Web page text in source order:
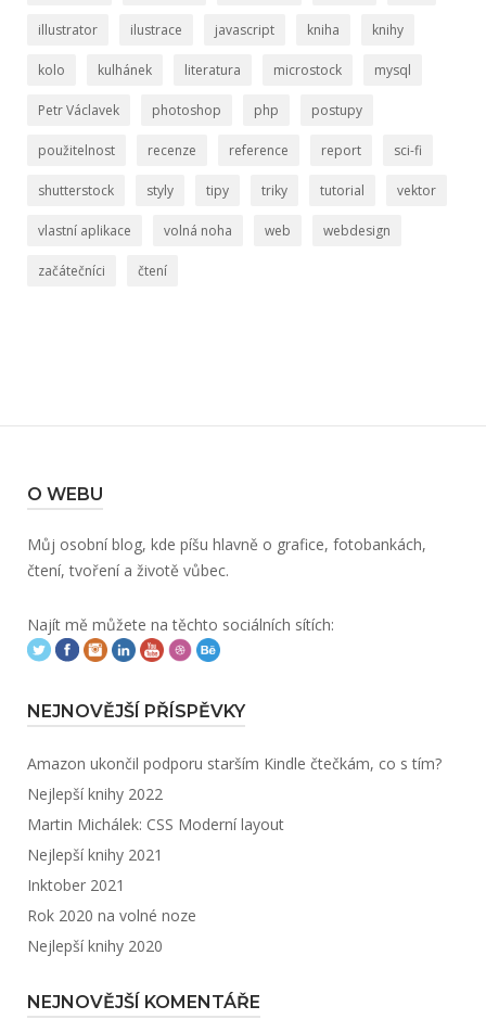
illustrator ilustrace javascript kniha knihy
kolo kulhánek literatura microstock mysql
Petr Václavek photoshop php postupy
použitelnost recenze reference report sci-fi
shutterstock styly tipy triky tutorial vektor
vlastní aplikace volná noha web webdesign
začátečníci čtení
O WEBU
Můj osobní blog, kde píšu hlavně o grafice, fotobankách,
čtení, tvoření a životě vůbec.
Najít mě můžete na těchto sociálních sítích:
NEJNOVĚJŠÍ PŘÍSPĚVKY
Amazon ukončil podporu starším Kindle čtečkám, co s tím?
Nejlepší knihy 2022
Martin Michálek: CSS Moderní layout
Nejlepší knihy 2021
Inktober 2021
Rok 2020 na volné noze
Nejlepší knihy 2020
NEJNOVĚJŠÍ KOMENTÁŘE